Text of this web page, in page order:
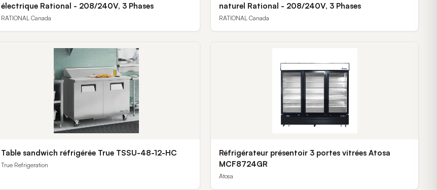
électrique Rational - 208/240V, 3 Phases
RATIONAL Canada
naturel Rational - 208/240V, 3 Phases
RATIONAL Canada
Table sandwich réfrigérée True TSSU-48-12-HC
True Refrigeration
Réfrigérateur présentoir 3 portes vitrées Atosa
MCF8724GR
Atosa